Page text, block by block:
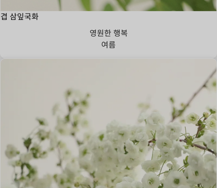
겹 삼잎국화
영원한 행복
여름